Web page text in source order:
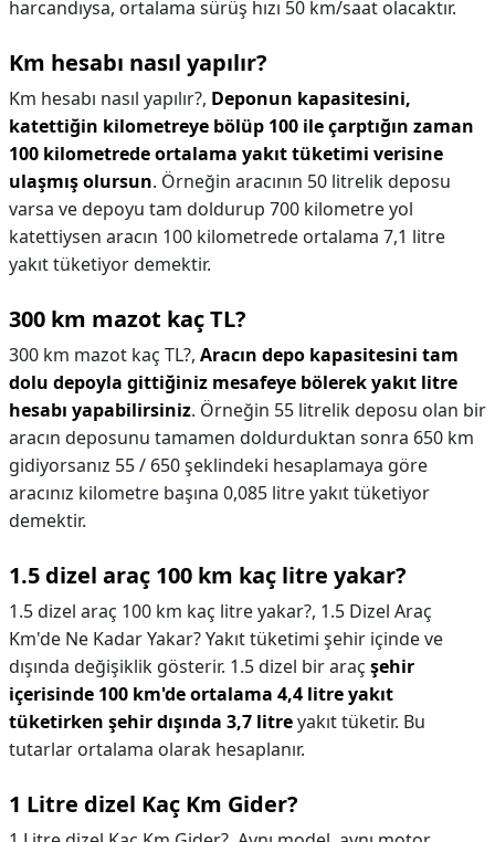
harcandıysa, ortalama sürüş hızı 50 km/saat olacaktır.
Km hesabı nasıl yapılır?
Km hesabı nasıl yapılır?, Deponun kapasitesini,
katettiğin kilometreye bölüp 100 ile çarptığın zaman
100 kilometrede ortalama yakıt tüketimi verisine
ulaşmış olursun. Örneğin aracının 50 litrelik deposu
varsa ve depoyu tam doldurup 700 kilometre yol
katettiysen aracın 100 kilometrede ortalama 7,1 litre
yakıt tüketiyor demektir.
300 km mazot kaç TL?
300 km mazot kaç TL?, Aracın depo kapasitesini tam
dolu depoyla gittiğiniz mesafeye bölerek yakıt litre
hesabı yapabilirsiniz. Örneğin 55 litrelik deposu olan bir
aracın deposunu tamamen doldurduktan sonra 650 km
gidiyorsanız 55 / 650 şeklindeki hesaplamaya göre
aracınız kilometre başına 0,085 litre yakıt tüketiyor
demektir.
1.5 dizel araç 100 km kaç litre yakar?
1.5 dizel araç 100 km kaç litre yakar?, 1.5 Dizel Araç
Km'de Ne Kadar Yakar? Yakıt tüketimi şehir içinde ve
dışında değişiklik gösterir. 1.5 dizel bir araç şehir
içerisinde 100 km'de ortalama 4,4 litre yakıt
tüketirken şehir dışında 3,7 litreyakıt tüketir. Bu
tutarlar ortalama olarak hesaplanır.
1 Litre dizel Kaç Km Gider?